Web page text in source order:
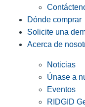
Dónde comprar
Solicite una
Acerca de
Noticias
Únase a
Eventos
RIDGID